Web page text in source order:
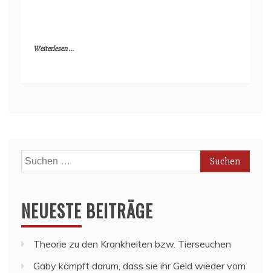
Weiterlesen ...
Suchen
nach:
NEUESTE BEITRÄGE
Theorie zu den Krankheiten bzw. Tierseuchen
Gaby kämpft darum, dass sie ihr Geld wieder vom